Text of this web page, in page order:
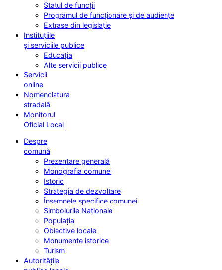
Statul de funcții
Programul de funcționare și de audiențe
Extrase din legislație
Instituțiile
și serviciile publice
Educația
Alte servicii publice
Servicii
online
Nomenclatura
stradală
Monitorul
Oficial Local
Despre
comună
Prezentare generală
Monografia comunei
Istoric
Strategia de dezvoltare
Însemnele specifice comunei
Simbolurile Naționale
Populația
Obiective locale
Monumente istorice
Turism
Autoritățile